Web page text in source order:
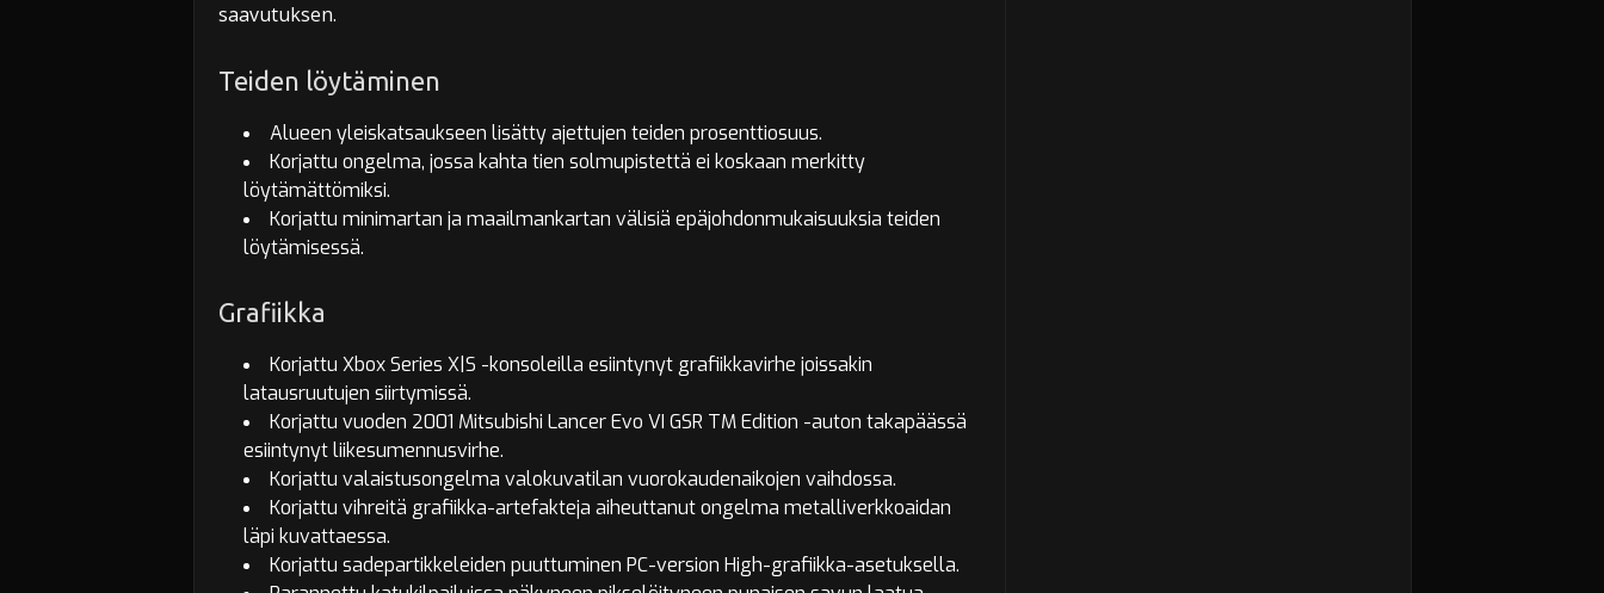
saavutuksen.
Teiden löytäminen
Alueen yleiskatsaukseen lisätty ajettujen teiden prosenttiosuus.
Korjattu ongelma, jossa kahta tien solmupistettä ei koskaan merkitty
löytämättömiksi.
Korjattu minimartan ja maailmankartan välisiä epäjohdonmukaisuuksia teiden
löytämisessä.
Grafiikka
Korjattu Xbox Series X|S -konsoleilla esiintynyt grafiikkavirhe joissakin
latausruutujen siirtymissä.
Korjattu vuoden 2001 Mitsubishi Lancer Evo VI GSR TM Edition -auton takapäässä
esiintynyt liikesumennusvirhe.
Korjattu valaistusongelma valokuvatilan vuorokaudenaikojen vaihdossa.
Korjattu vihreitä grafiikka-artefakteja aiheuttanut ongelma metalliverkkoaidan
läpi kuvattaessa.
Korjattu sadepartikkeleiden puuttuminen PC-version High-grafiikka-asetuksella.